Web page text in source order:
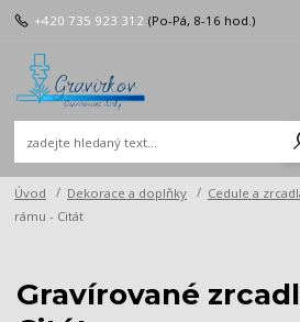
+420 735 923 312 (Po-Pá, 8-16 hod.)
Úvod Dekorace a doplňky Cedule a
rámu - Citát
Gravírované